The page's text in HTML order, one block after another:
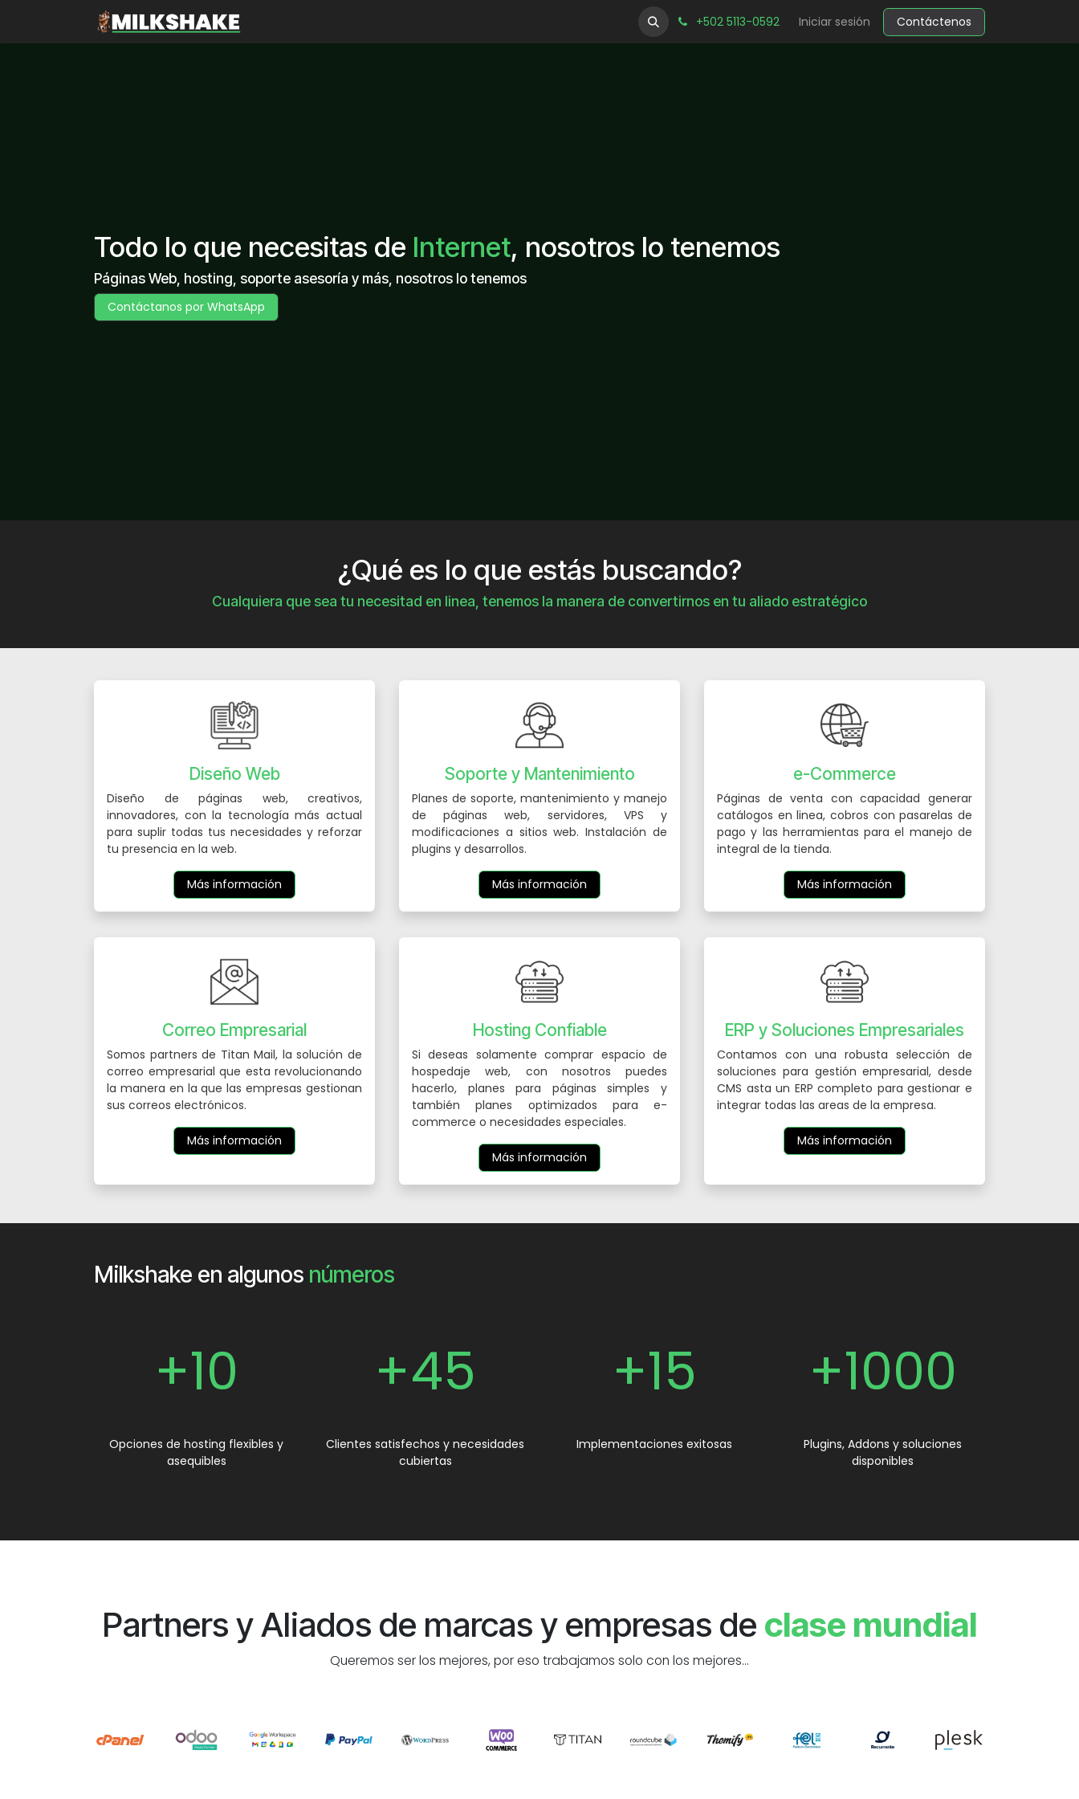
+502 5113-0592 Iniciar sesión Contáctenos
Todo lo que necesitas de Internet, nosotros lo tenemos
Páginas Web, hosting, soporte asesoría y más, nosotros lo tenemos
Contáctanos por WhatsApp
¿Qué es lo que estás buscando?
Cualquiera que sea tu necesitad en linea, tenemos la manera de convertirnos en tu aliado estratégico
Diseño Web
Diseño de páginas web, creativos,
innovadores, con la tecnología más actual
para suplir todas tus necesidades y reforzar
tu presencia en la web.
Más información
Soporte y Mantenimiento
Planes de soporte, mantenimiento y manejo
de páginas web, servidores, VPS y
modificaciones a sitios web. Instalación de
plugins y desarrollos.
Más información
e-Commerce
Páginas de venta con capacidad generar
catálogos en linea, cobros con pasarelas de
pago y las herramientas para el manejo de
integral de la tienda.
Más información
Correo Empresarial
Somos partners de Titan Mail, la solución de
correo empresarial que esta revolucionando
la manera en la que las empresas gestionan
sus correos electrónicos.
Más información
Hosting Confiable
Si deseas solamente comprar espacio de
hospedaje web, con nosotros puedes
hacerlo, planes para páginas simples y
también planes optimizados para e-
commerce o necesidades especiales.
Más información
ERP y Soluciones Empresariales
Contamos con una robusta selección de
soluciones para gestión empresarial, desde
CMS asta un ERP completo para gestionar e
integrar todas las areas de la empresa.
Más información
Milkshake en algunos números
+10
Opciones de hosting flexibles y
asequibles
+45
Clientes satisfechos y necesidades
cubiertas
+15
Implementaciones exitosas
+1000
Plugins, Addons y soluciones
disponibles
Partners y Aliados de marcas y empresas de clase mundial
Queremos ser los mejores, por eso trabajamos solo con los mejores...